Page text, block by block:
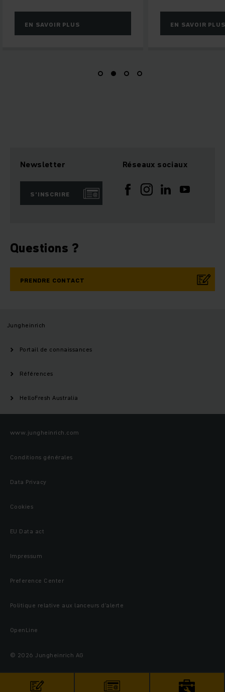
EN SAVOIR PLUS EN SAVOIR
Newsletter
S’INSCRIRE
Réseaux sociaux
Questions ?
PRENDRE CONTACT
Jungheinrich
Portail de connaissances
Références
HelloFresh Australia
www.jungheinrich.com
Conditions générales
Data Privacy
Cookies
EU Data act
Impressum
Preference Center
Politique relative aux lanceurs d’alerte
OpenLine
© 2026 Jungheinrich AG